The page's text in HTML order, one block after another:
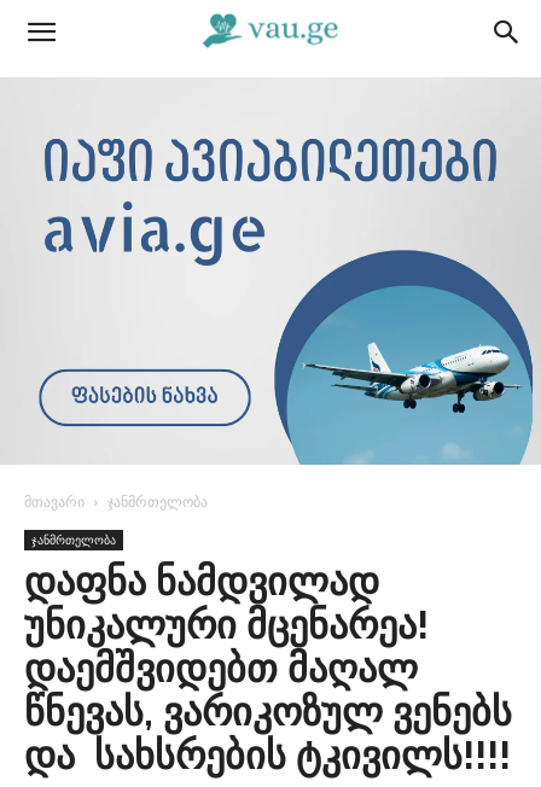
მთავარი ჯანმრთელობა
ჯანმრთელობა
დაფნა ნამდვილად
უნიკალური მცენარეა!
დაემშვიდებთ მაღალ
წნევას, ვარიკოზულ ვენებს
და სახსრების ტკივილს!!!!